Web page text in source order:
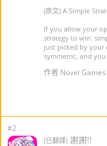
(原文) A Simple
If you allow your
strategy to win:
just picked by your
symmetric, and
作者 Novel Games
#2
(已翻譯) 謝謝!!